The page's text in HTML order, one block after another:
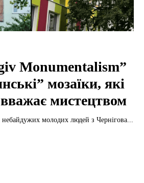
Monumentalism”
мозаїки, які
мистецтвом
небайдужих молодих людей з Чернігова...